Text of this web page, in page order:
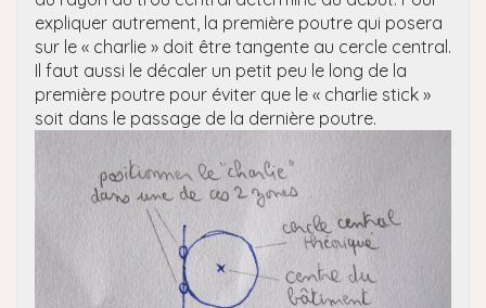
expliquer autrement, la première poutre qui posera
sur le « charlie » doit être tangente au cercle central.
Il faut aussi le décaler un petit peu le long de la
première poutre pour éviter que le « charlie stick »
soit dans le passage de la dernière poutre.